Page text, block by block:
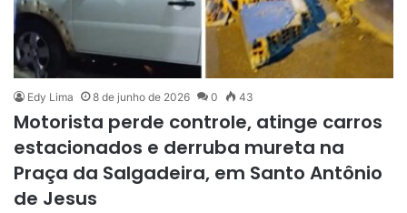
Edy Lima 8 de junho de 2026 0 43
Motorista perde controle, atinge carros
estacionados e derruba mureta na
Praça da Salgadeira, em Santo Antônio
de Jesus